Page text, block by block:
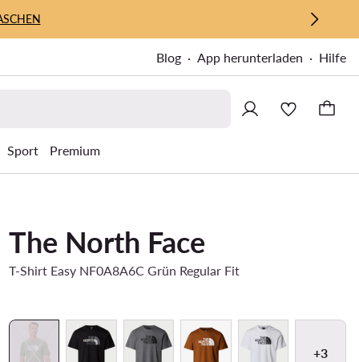
Blog App herunterladen Hilfe
Sport Premium
The North Face
T-Shirt Easy NF0A8A6C Grün Regular Fit
+3